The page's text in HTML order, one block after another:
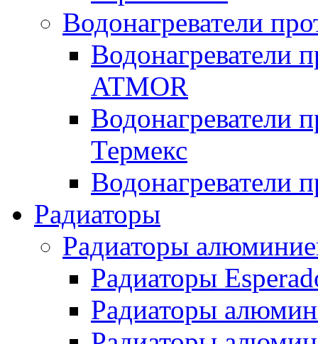
Водонагреватели
Водонагреватели
ATMOR
Водонагреватели
Термекс
Водонагреватели
Радиаторы
Радиаторы
Радиаторы
Радиаторы